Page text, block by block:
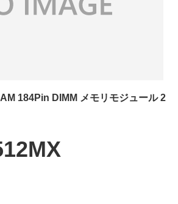
184Pin DIMM メモリモジュール 2